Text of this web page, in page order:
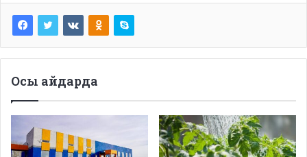
Осы айдарда